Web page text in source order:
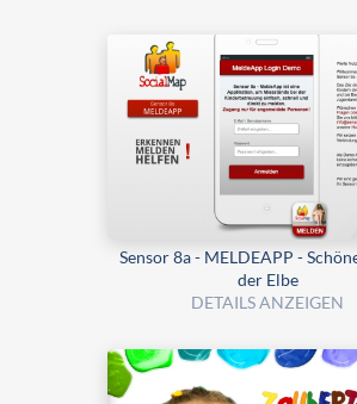
Sensor 8a - MELDEAPP -
der Elbe
DETAILS ANZEIGEN